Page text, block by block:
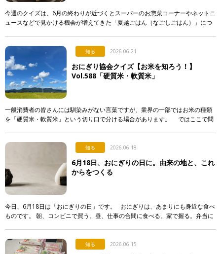
今週のクイズは、6月の終わりが近づくとスーパーのお惣菜コーナーやネットニ
ュースなどで見かける機会が増えてきた「夏越ごはん（なごしごはん）」につ
知る 2026.06.21
おにぎり協会クイズ【お米を知ろう！】
Vol.588「硬質米・軟質米」
一般消費者の皆さんには馴染みがない言葉ですが、業界の一部ではお米の種類
を「硬質米・軟質米」という切り口で分ける場合があります。 ではここで問
知る 2026.06.18
6月18日、おにぎりの日に。由来の地と、これ
からをつくる
今日、6月18日は「おにぎりの日」です。 おにぎりは、あまりにも身近な食べ
ものです。 朝、コンビニで買う。昼、仕事の合間に食べる。家で握る。弁当に
知る 2026.06.15